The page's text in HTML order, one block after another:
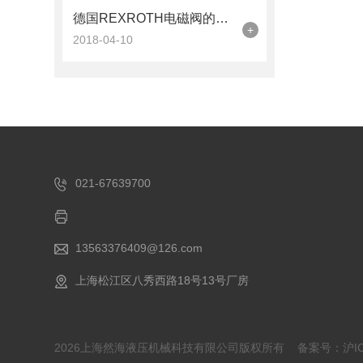
德国REXROTH电磁阀的故障
2018-04-10
+
021-67639700
13563376409@126.com
上海松江区八秀西路18号13号厂房
2026上海然海液压机械科技有限公司版权所有 备案号：沪